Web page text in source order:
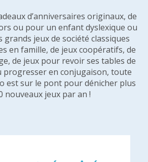
d’anniversaires originaux, de
ou pour un enfant dyslexique ou
grands jeux de société classiques
en famille, de jeux coopératifs, de
de jeux pour revoir ses tables de
progresser en conjugaison, toute
est sur le pont pour dénicher plus
nouveaux jeux par an !